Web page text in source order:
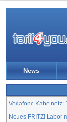
News
Vodafone Kabelnetz:
Neues FRITZ! Labor